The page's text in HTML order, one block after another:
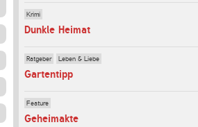
Krimi
Dunkle Heimat
Ratgeber Leben & Liebe
Gartentipp
Feature
Geheimakte